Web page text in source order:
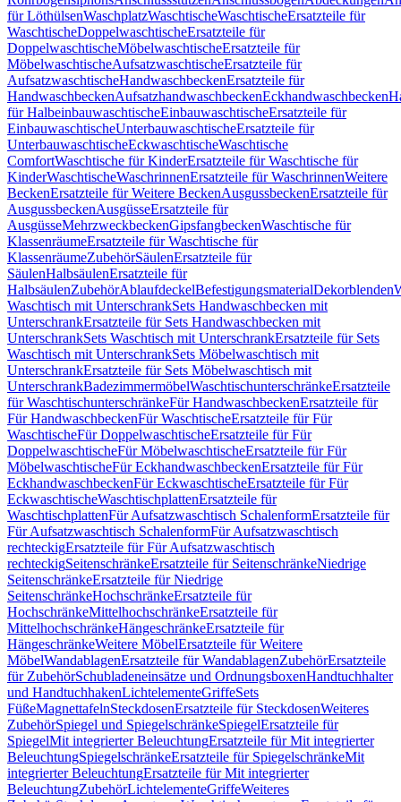
für LöthülsenWaschplatzWaschtischeWaschtischeErsatzteile für
WaschtischeDoppelwaschtischeErsatzteile für
DoppelwaschtischeMöbelwaschtischeErsatzteile für
MöbelwaschtischeAufsatzwaschtischeErsatzteile für
AufsatzwaschtischeHandwaschbeckenErsatzteile für
HandwaschbeckenAufsatzhandwaschbeckenEckhandwaschbecken
für HalbeinbauwaschtischeEinbauwaschtischeErsatzteile für
EinbauwaschtischeUnterbauwaschtischeErsatzteile für
UnterbauwaschtischeEckwaschtischeWaschtische
ComfortWaschtische für KinderErsatzteile für Waschtische für
KinderWaschtischeWaschrinnenErsatzteile für WaschrinnenWeitere
BeckenErsatzteile für Weitere BeckenAusgussbeckenErsatzteile für
AusgussbeckenAusgüsseErsatzteile für
AusgüsseMehrzweckbeckenGipsfangbeckenWaschtische für
KlassenräumeErsatzteile für Waschtische für
KlassenräumeZubehörSäulenErsatzteile für
SäulenHalbsäulenErsatzteile für
HalbsäulenZubehörAblaufdeckelBefestigungsmaterialDekorblenden
Waschtisch mit UnterschrankSets Handwaschbecken mit
UnterschrankErsatzteile für Sets Handwaschbecken mit
UnterschrankSets Waschtisch mit UnterschrankErsatzteile für Sets
Waschtisch mit UnterschrankSets Möbelwaschtisch mit
UnterschrankErsatzteile für Sets Möbelwaschtisch mit
UnterschrankBadezimmermöbelWaschtischunterschränkeErsatzteile
für WaschtischunterschränkeFür HandwaschbeckenErsatzteile für
Für HandwaschbeckenFür WaschtischeErsatzteile für Für
WaschtischeFür DoppelwaschtischeErsatzteile für Für
DoppelwaschtischeFür MöbelwaschtischeErsatzteile für Für
MöbelwaschtischeFür EckhandwaschbeckenErsatzteile für Für
EckhandwaschbeckenFür EckwaschtischeErsatzteile für Für
EckwaschtischeWaschtischplattenErsatzteile für
WaschtischplattenFür Aufsatzwaschtisch SchalenformErsatzteile für
Für Aufsatzwaschtisch SchalenformFür Aufsatzwaschtisch
rechteckigErsatzteile für Für Aufsatzwaschtisch
rechteckigSeitenschränkeErsatzteile für SeitenschränkeNiedrige
SeitenschränkeErsatzteile für Niedrige
SeitenschränkeHochschränkeErsatzteile für
HochschränkeMittelhochschränkeErsatzteile für
MittelhochschränkeHängeschränkeErsatzteile für
HängeschränkeWeitere MöbelErsatzteile für Weitere
MöbelWandablagenErsatzteile für WandablagenZubehörErsatzteile
für ZubehörSchubladeneinsätze und OrdnungsboxenHandtuchhalter
und HandtuchhakenLichtelementeGriffeSets
FüßeMagnettafelnSteckdosenErsatzteile für SteckdosenWeiteres
ZubehörSpiegel und SpiegelschränkeSpiegelErsatzteile für
SpiegelMit integrierter BeleuchtungErsatzteile für Mit integrierter
BeleuchtungSpiegelschränkeErsatzteile für SpiegelschränkeMit
integrierter BeleuchtungErsatzteile für Mit integrierter
BeleuchtungZubehörLichtelementeGriffeWeiteres